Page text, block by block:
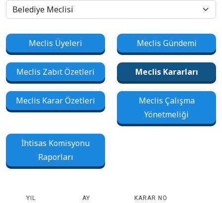
Meclis Üyeleri Meclis Gündemi
Meclis Zabıt Özetleri Meclis Kararları
Meclis Karar Özetleri
Meclis Çalışma
Yönetmeliği
İhtisas Komisyonu
Raporları
YIL AY KARAR NO